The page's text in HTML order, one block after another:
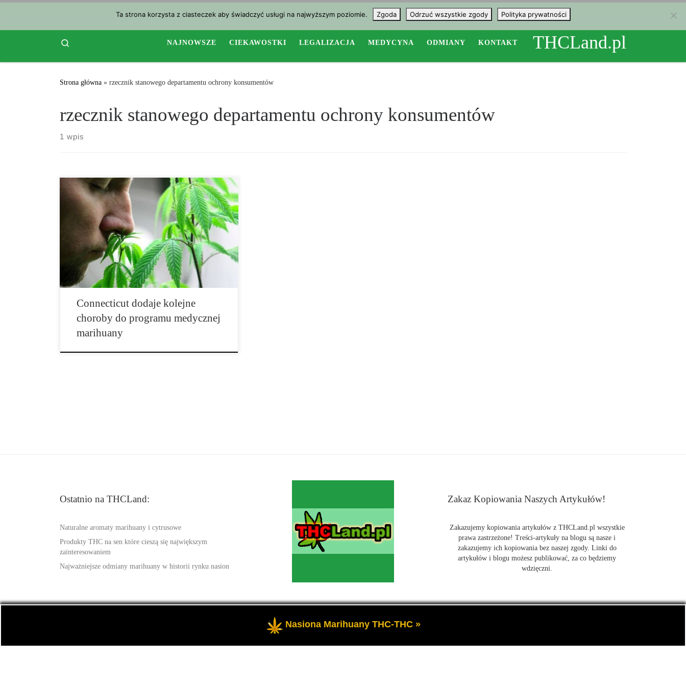
THCLand.pl
NAJNOWSZE CIEKAWOSTKI LEGALIZACJA MEDYCYNA ODMIANY KONTAKT
Strona główna » rzecznik stanowego departamentu ochrony konsumentów
rzecznik stanowego departamentu ochrony konsumentów
1 wpis
Connecticut oficjalnie zagłosowało w celu rozszerzenia
programu medycznej marihuany o kolejne cztery
warunki. Izba Lekarska głosowała za dodaniem
fibromialgii, dystrofii mięśniowej, półpaśca oraz
reumatoidalnego zapalenia stawów. Niestety panel
odrzucił dodanie atopowego zapalenia skóry, egzemy,
zapalenia kości i stawów oraz COPD/ […]
Connecticut dodaje kolejne
choroby do programu medycznej
marihuany
Ostatnio na THCLand:
Naturalne aromaty marihuany i cytrusowe
Produkty THC na sen które cieszą się największym
zainteresowaniem
Najważniejsze odmiany marihuany w historii rynku nasion
Zakaz Kopiowania Naszych Artykułów!
Zakazujemy kopiowania artykułów z THCLand.pl wszystkie
prawa zastrzeżone! Treści-artykuły na blogu są nasze i
zakazujemy ich kopiowania bez naszej zgody. Linki do
artykułów i blogu możesz publikować, za co będziemy
wdzięczni.
- Czyli informacje na temat marihuany, konopi i cannabis oraz THC a także CBD.
Ta strona korzysta z ciasteczek aby świadczyć usługi na najwyższym poziomie. Zgoda Odrzuć wszystkie zgody Polityka prywatności
Nasiona Marihuany THC-THC »